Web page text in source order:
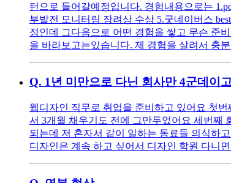
턴으로 들어갈예정입니다. 경험내용으로는
부발전 모니터링 장려상 수상 5.굿네이버스
정인데 그다음으로 어떤 경험을 쌓고 무슨 준
을 바라보고는있습니다. 제 경험을 살려서 충
Q. 1년 미만으로 다닌 회사만 4군데이
웹디자인 직무로 취업을 준비하고 있어요 첫
서 3개월 채우기도 전에 그만두었어요 세번째
되는데 저 혼자서 같이 일하는 동료들 의식하
디자인은 계속 하고 싶어서 디자인 학원 다니